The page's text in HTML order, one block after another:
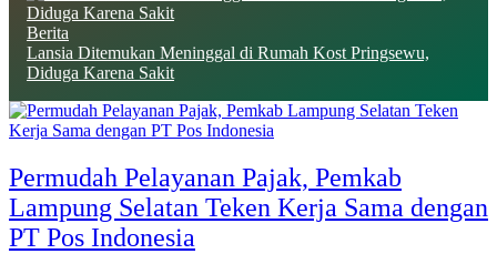
Berita
Lansia Ditemukan Meninggal di Rumah Kost Pringsewu,
Diduga Karena Sakit
Permudah Pelayanan Pajak, Pemkab
Lampung Selatan Teken Kerja Sama dengan
PT Pos Indonesia